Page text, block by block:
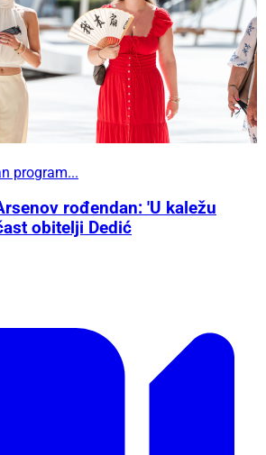
program...
rođendan: 'U kaležu
obitelji Dedić